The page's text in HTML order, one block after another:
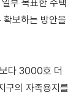
부 목표한 주택
확보하는 방안을
다 3000호 더
구의 자족용지를